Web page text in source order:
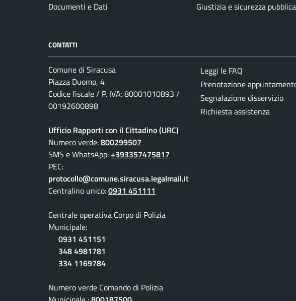
Documenti e Dati
Giustizia e sicurezza pubblica
CONTATTI
Comune di Siracusa
Piazza Duomo, 4
Codice fiscale / P. IVA: 80001010893 /
00192600898
Ufficio Rapporti con il Cittadino (URC)
Numero verde:800299507
SMS e WhatsApp:+393357475817
PEC:
protocollo@comune.siracusa.legalmail.it
Centralino unico:0931 451111
Centrale operativa Corpo di Polizia
Municipale:
0931 451151
348 4981781
334 1169784
Numero verde Comando di Polizia
Leggi le FAQ
Prenotazione
Segnalazione disservizio
Richiesta assistenza